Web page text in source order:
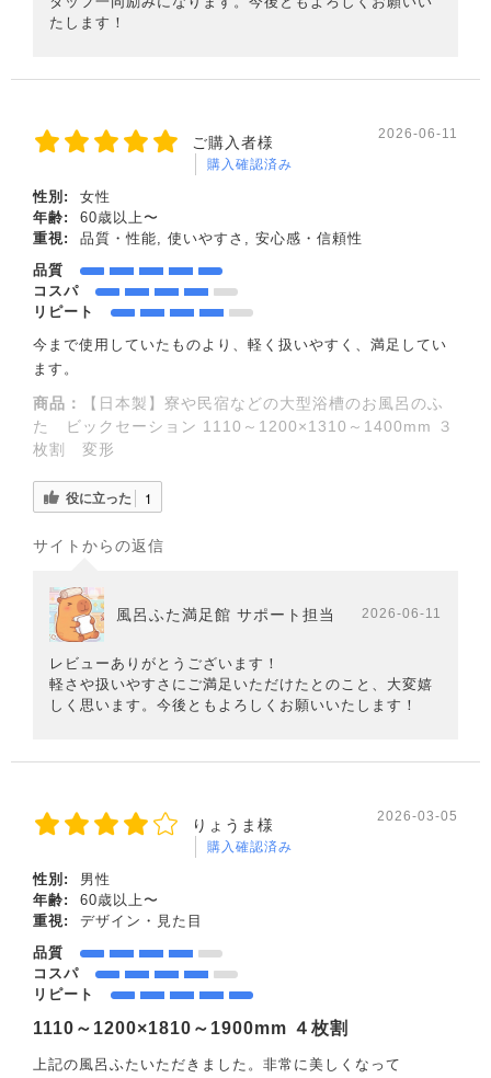
たします！
ご購入者様
購入確認済み
2026-06-11
性別:
女性
年齢:
60歳以上〜
重視:
品質・性能, 使いやすさ, 安心感・信頼性
品質
コスパ
リピート
今まで使用していたものより、軽く扱いやすく、満足してい
ます。
商品：
【日本製】寮や民宿などの大型浴槽のお風呂のふ
た ビックセーション 1110～1200×1310～1400mm ３
枚割 変形
役に立った 1
サイトからの返信
風呂ふた満足館 サポート担当 2026-06-11
レビューありがとうございます！
軽さや扱いやすさにご満足いただけたとのこと、大変嬉
しく思います。今後ともよろしくお願いいたします！
りょうま様
購入確認済み
2026-03-05
性別:
男性
年齢:
60歳以上〜
重視:
デザイン・見た目
品質
コスパ
リピート
1110～1200×1810～1900mm ４枚割
上記の風呂ふたいただきました。非常に美しくなって